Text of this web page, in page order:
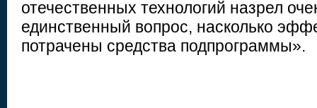
отечественных технологий назрел
единственный вопрос, насколько
потрачены средства подпрограммы».